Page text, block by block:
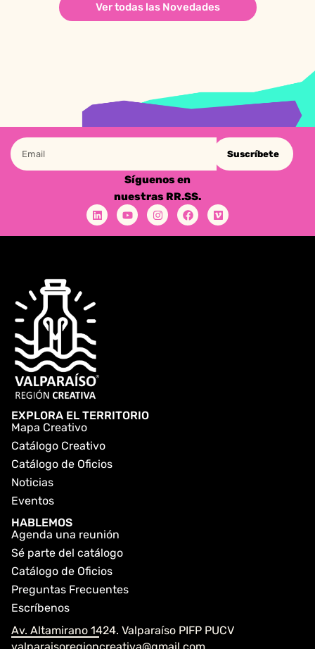
Ver todas las Novedades
Suscríbete
Síguenos en
nuestras RR.SS.
EXPLORA EL TERRITORIO
Mapa Creativo
Catálogo Creativo
Catálogo de Oficios
Noticias
Eventos
HABLEMOS
Agenda una reunión
Sé parte del catálogo
Catálogo de Oficios
Preguntas Frecuentes
Escríbenos
Av. Altamirano 1424. Valparaíso PIFP PUCV